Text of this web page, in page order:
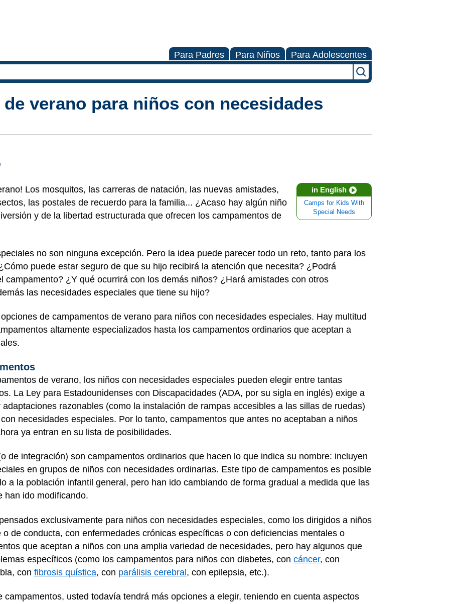
Para Padres Para Niños Para Adolescentes
verano para niños con necesidades
in English
Camps for Kids With
Special Needs
Los mosquitos, las carreras de natación, las nuevas amistades,
las postales de recuerdo para la familia... ¿Acaso hay algún niño
y de la libertad estructurada que ofrecen los campamentos de
no son ninguna excepción. Pero la idea puede parecer todo un reto, tanto para los
puede estar seguro de que su hijo recibirá la atención que necesita? ¿Podrá
campamento? ¿Y qué ocurrirá con los demás niños? ¿Hará amistades con otros
las necesidades especiales que tiene su hijo?
de campamentos de verano para niños con necesidades especiales. Hay multitud
altamente especializados hasta los campamentos ordinarios que aceptan a
de verano, los niños con necesidades especiales pueden elegir entre tantas
La Ley para Estadounidenses con Discapacidades (ADA, por su sigla en inglés) exige a
razonables (como la instalación de rampas accesibles a las sillas de ruedas)
necesidades especiales. Por lo tanto, campamentos que antes no aceptaban a niños
ya entran en su lista de posibilidades.
de integración) son campamentos ordinarios que hacen lo que indica su nombre: incluyen
en grupos de niños con necesidades ordinarias. Este tipo de campamentos es posible
a la población infantil general, pero han ido cambiando de forma gradual a medida que las
han ido modificando.
exclusivamente para niños con necesidades especiales, como los dirigidos a niños
de conducta, con enfermedades crónicas específicas o con deficiencias mentales o
que aceptan a niños con una amplia variedad de necesidades, pero hay algunos que
específicos (como los campamentos para niños con diabetes, con cáncer, con
con fibrosis quística, con parálisis cerebral, con epilepsia, etc.).
campamentos, usted todavía tendrá más opciones a elegir, teniendo en cuenta aspectos